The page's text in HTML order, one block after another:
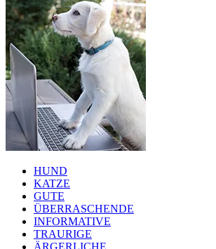
HUND
KATZE
GUTE
ÜBERRASCHENDE
INFORMATIVE
TRAURIGE
ÄRGERLICHE